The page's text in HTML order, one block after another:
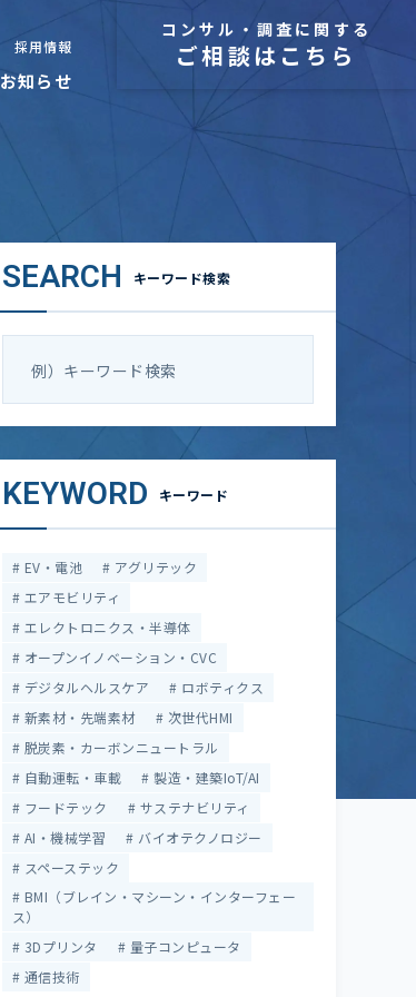
お知らせ
採用情報
コンサル・調査に関する
ご相談はこちら
SEARCH キーワード検索
KEYWORD キーワード
EV・電池
アグリテック
エアモビリティ
エレクトロニクス・半導体
オープンイノベーション・CVC
デジタルヘルスケア
ロボティクス
新素材・先端素材
次世代HMI
脱炭素・カーボンニュートラル
自動運転・車載
製造・建築IoT/AI
フードテック
サステナビリティ
AI・機械学習
バイオテクノロジー
スペーステック
BMI（ブレイン・マシーン・インターフェー
ス）
3Dプリンタ
量子コンピュータ
通信技術